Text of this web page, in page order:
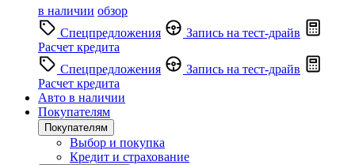
в наличии обзор
Спецпредложения
Запись на тест-драйв
Расчет кредита
Спецпредложения
Запись на тест-драйв
Расчет кредита
Авто в наличии
Покупателям
Покупателям
Выбор и покупка
Кредит и страхование